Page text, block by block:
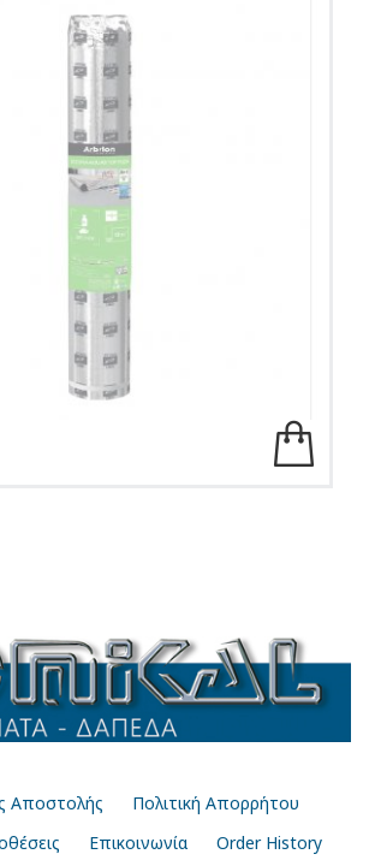
Αποστολής
Πολιτική Απορρήτου
Επικοινωνία Order History